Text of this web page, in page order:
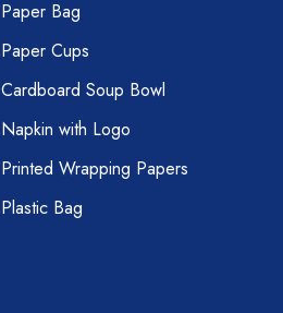
Paper Bag
Paper Cups
Cardboard Soup Bowl
Napkin with Logo
Printed Wrapping Papers
Plastic Bag